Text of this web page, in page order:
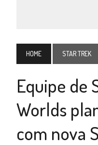
HOME STAR TREK
Equipe de
Worlds
com nova